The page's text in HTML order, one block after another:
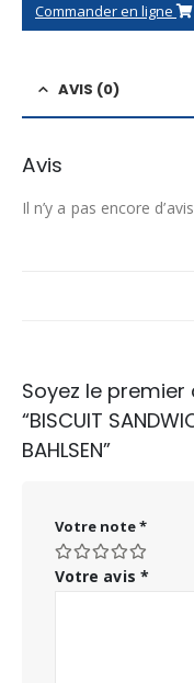
Commander en ligne
AVIS (0)
Avis
Il n’y a pas encore
Soyez le
“BISCUIT
BAHLSEN”
Votre note*
Votre avis *